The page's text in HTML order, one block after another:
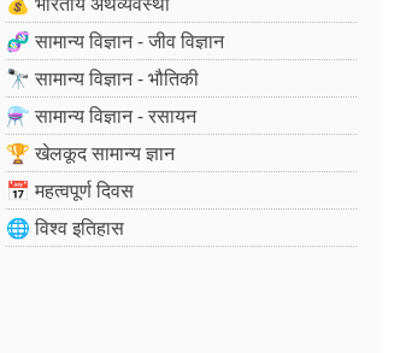
🧬 सामान्य विज्ञान - जीव विज्ञान
🔭 सामान्य विज्ञान - भौतिकी
⚗️ सामान्य विज्ञान - रसायन
🏆 खेलकूद सामान्य ज्ञान
📅 महत्वपूर्ण दिवस
🌐 विश्व इतिहास